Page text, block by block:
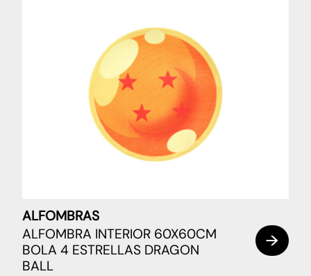
ALFOMBRAS
ALFOMBRA INTERIOR 60X60CM
BOLA 4 ESTRELLAS DRAGON
BALL